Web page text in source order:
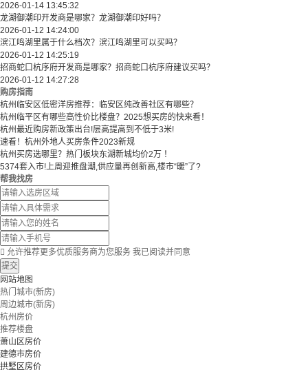
2026-01-14 13:45:32
龙湖御潮印开发商是哪家？龙湖御潮印好吗？
2026-01-12 14:24:00
滨江鸣湖里属于什么档次？滨江鸣湖里可以买吗？
2026-01-12 14:25:19
招商蛇口杭序府开发商是哪家？招商蛇口杭序府建议买吗？
2026-01-12 14:27:28
购房指南
杭州临安区低密洋房推荐：临安区纯改善社区有哪些？
​​杭州临平区有哪些高性价比楼盘？2025想买房的快来看！​
杭州最近购房新政策出台!层高提高到不低于3米!
速看！杭州外地人买房条件2023新规
杭州买房选哪里？热门板块东湖新城均价2万 ！
5374套入市!上周迎推盘潮,供应量再创新高,楼市“暖”了?
帮我找房
 允许推荐更多优质服务商为您服务 我已阅读并同意
提交
网站地图
热门城市(新房)
周边城市(新房)
杭州房价
推荐楼盘
萧山区房价
建德市房价
拱墅区房价